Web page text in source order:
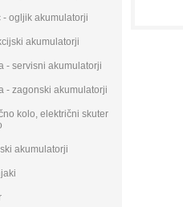
- ogljik akumulatorji
akumulatorji
- servisni akumulatorji
- zagonski akumulatorji
kolo, električni skuter
akumulatorji